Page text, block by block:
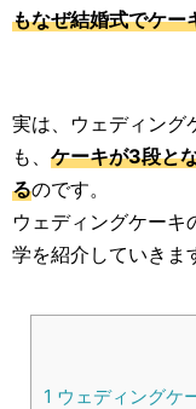
もなぜ結婚式でケー
実は、ウェディング
も、 ケーキが3段と
るのです。
ウェディングケーキ
学を紹介していきま
1 ウェディングケ
食べ物雑学
歴史雑学
生活雑学
サイト情報